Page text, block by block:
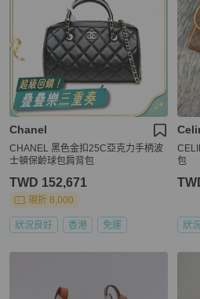
Chanel
CHANEL 黑色金扣25C亞克力手柄波
士頓保齡球包肩背包
TWD 152,671
現折 8,000
狀況良好 香港 免運
包
狀